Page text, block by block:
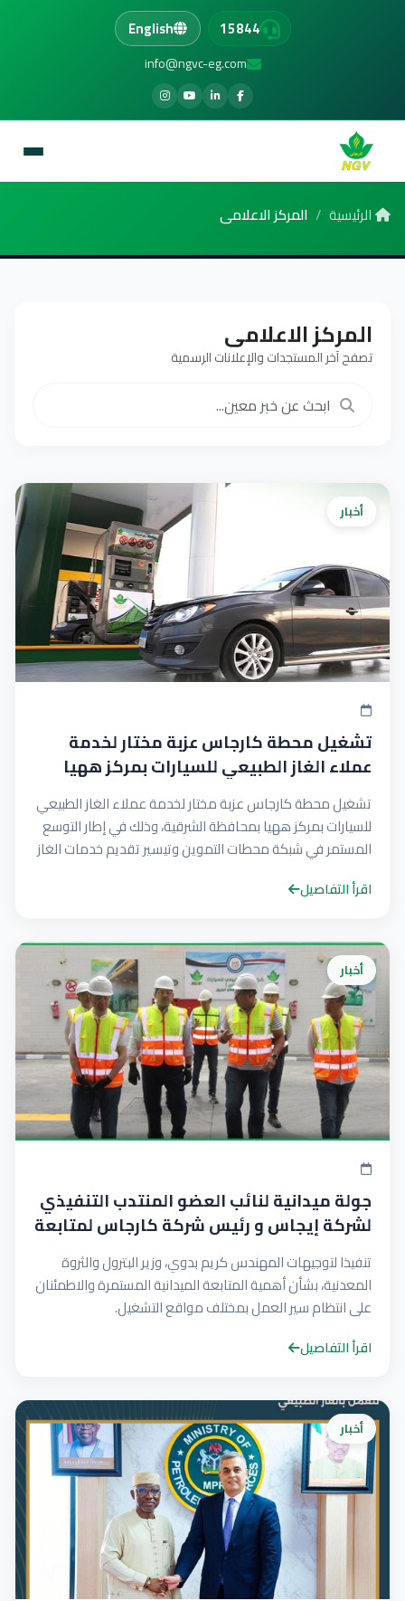
15844
English
info@ngvc-eg.com
الرئيسية المركز الاعلامى
المركز الاعلامى
تصفح آخر المستجدات والإعلانات الرسمية
أخبار
تشغيل محطة كارجاس عزبة مختار لخدمة
عملاء الغاز الطبيعي للسيارات بمركز ههيا
بمحافظة الشرقية
تشغيل محطة كارجاس عزبة مختار لخدمة عملاء الغاز الطبيعي
للسيارات بمركز ههيا بمحافظة الشرقية، وذلك في إطار التوسع
المستمر في شبكة محطات التموين وتيسير تقديم خدمات الغاز
اقرأ التفاصيل
أخبار
جولة ميدانية لنائب العضو المنتدب التنفيذي
لشركة إيجاس و رئيس شركة كارجاس لمتابعة
انتظام تشغيل محطات تموين السيارات بالغاز
الطبيعي خلال عيد الأضحى المبارك
تنفيذا لتوجيهات المهندس كريم بدوي، وزير البترول والثروة
المعدنية، بشأن أهمية المتابعة الميدانية المستمرة والاطمئنان
على انتظام سير العمل بمختلف مواقع التشغيل.
اقرأ التفاصيل
أخبار